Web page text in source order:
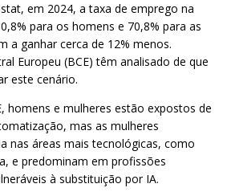
em 2024, a taxa de emprego na
para os homens e 70,8% para as
a ganhar cerca de 12% menos.
Europeu (BCE) têm analisado de que
este cenário.
homens e mulheres estão expostos de
mas as mulheres
nas áreas mais tecnológicas, como
e predominam em profissões
à substituição por IA.